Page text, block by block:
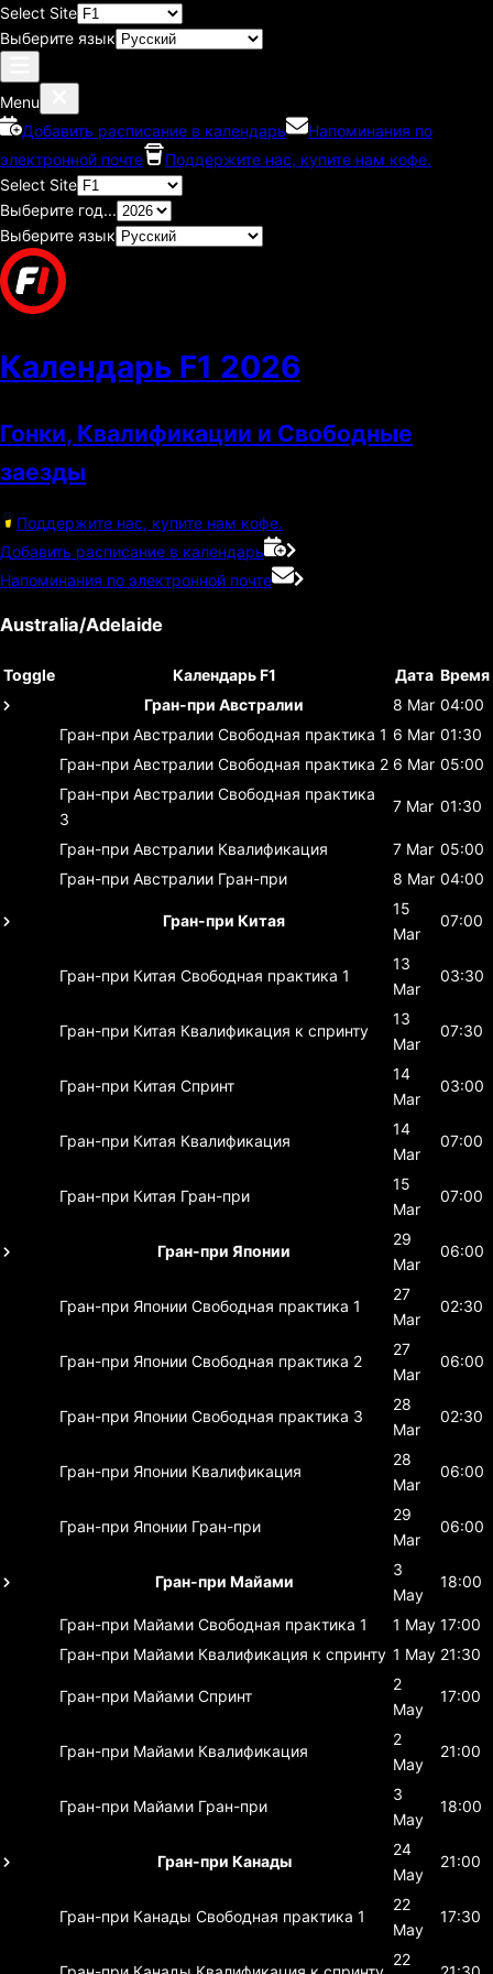
Select Site
Выберите язык
Menu
Добавить расписание в календарь
Напоминания по
электронной почте
Поддержите нас, купите нам кофе.
Select Site
Выберите год...
Выберите язык
Календарь F1 2026
Гонки, Квалификации и Свободные
заезды
Поддержите нас, купите нам кофе.
Добавить расписание в календарь
Напоминания по электронной почте
Australia/Adelaide
Toggle Календарь F1 Дата Время
Гран-при Австралии
8 Mar 04:00
Гран-при Австралии Свободная практика 1 6 Mar 01:30
Гран-при Австралии Свободная практика 2 6 Mar 05:00
Гран-при Австралии Свободная практика
3
7 Mar 01:30
Гран-при Австралии Квалификация 7 Mar 05:00
Гран-при Австралии Гран-при 8 Mar 04:00
Гран-при Китая
15
Mar
07:00
Гран-при Китая Свободная практика 1
13
Mar
03:30
Гран-при Китая Квалификация к спринту
13
Mar
07:30
Гран-при Китая Спринт
14
Mar
03:00
Гран-при Китая Квалификация
14
Mar
07:00
Гран-при Китая Гран-при
15
Mar
07:00
Гран-при Японии
29
Mar
06:00
Гран-при Японии Свободная практика 1
27
Mar
02:30
Гран-при Японии Свободная практика 2
27
Mar
06:00
Гран-при Японии Свободная практика 3
28
Mar
02:30
Гран-при Японии Квалификация
28
Mar
06:00
Гран-при Японии Гран-при
29
Mar
06:00
Гран-при Майами
3
May
18:00
Гран-при Майами Свободная практика 1 1 May 17:00
Гран-при Майами Квалификация к спринту 1 May 21:30
Гран-при Майами Спринт
2
May
17:00
Гран-при Майами Квалификация
2
May
21:00
Гран-при Майами Гран-при
3
May
18:00
Гран-при Канады
24
May
21:00
Гран-при Канады Свободная практика 1
22
May
17:30
22